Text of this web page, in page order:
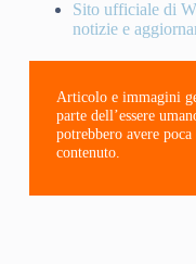
Sito ufficiale di
notizie e
Articolo e immagini
parte dell’essere
potrebbero avere
contenuto.